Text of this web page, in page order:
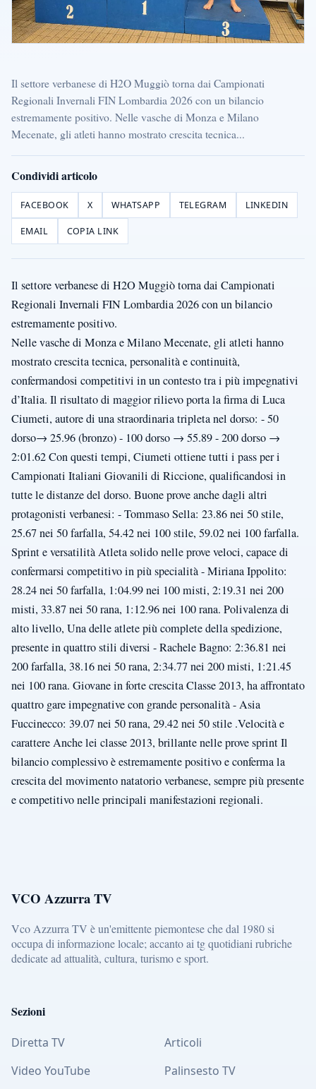
Il settore verbanese di H2O Muggiò torna dai Campionati
Regionali Invernali FIN Lombardia 2026 con un bilancio
estremamente positivo. Nelle vasche di Monza e Milano
Mecenate, gli atleti hanno mostrato crescita tecnica...
Condividi articolo
FACEBOOK X WHATSAPP TELEGRAM LINKEDIN
EMAIL COPIA LINK
Il settore verbanese di H2O Muggiò torna dai Campionati
Regionali Invernali FIN Lombardia 2026 con un bilancio
estremamente positivo.
Nelle vasche di Monza e Milano Mecenate, gli atleti hanno
mostrato crescita tecnica, personalità e continuità,
confermandosi competitivi in un contesto tra i più impegnativi
d’Italia. Il risultato di maggior rilievo porta la firma di Luca
Ciumeti, autore di una straordinaria tripleta nel dorso: - 50
dorso→ 25.96 (bronzo) - 100 dorso → 55.89 - 200 dorso →
2:01.62 Con questi tempi, Ciumeti ottiene tutti i pass per i
Campionati Italiani Giovanili di Riccione, qualificandosi in
tutte le distanze del dorso. Buone prove anche dagli altri
protagonisti verbanesi: - Tommaso Sella: 23.86 nei 50 stile,
25.67 nei 50 farfalla, 54.42 nei 100 stile, 59.02 nei 100 farfalla.
Sprint e versatilità Atleta solido nelle prove veloci, capace di
confermarsi competitivo in più specialità - Miriana Ippolito:
28.24 nei 50 farfalla, 1:04.99 nei 100 misti, 2:19.31 nei 200
misti, 33.87 nei 50 rana, 1:12.96 nei 100 rana. Polivalenza di
alto livello, Una delle atlete più complete della spedizione,
presente in quattro stili diversi - Rachele Bagno: 2:36.81 nei
200 farfalla, 38.16 nei 50 rana, 2:34.77 nei 200 misti, 1:21.45
nei 100 rana. Giovane in forte crescita Classe 2013, ha affrontato
quattro gare impegnative con grande personalità - Asia
Fuccinecco: 39.07 nei 50 rana, 29.42 nei 50 stile .Velocità e
carattere Anche lei classe 2013, brillante nelle prove sprint Il
bilancio complessivo è estremamente positivo e conferma la
crescita del movimento natatorio verbanese, sempre più presente
e competitivo nelle principali manifestazioni regionali.
VCO Azzurra TV
Vco Azzurra TV è un'emittente piemontese che dal 1980 si
occupa di informazione locale; accanto ai tg quotidiani rubriche
dedicate ad attualità, cultura, turismo e sport.
Sezioni
Diretta TV
Articoli
Video YouTube
Palinsesto TV